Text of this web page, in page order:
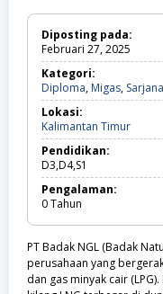
Diposting pada:
Februari 27, 2025
Kategori:
Diploma, Migas, Sarjana
Lokasi:
Kalimantan Timur
Timur
Pendidikan:
D3,D4,S1
Pengalaman:
0Tahun
PT Badak NGL (Badak
perusahaan yang
dan gas minyak cair